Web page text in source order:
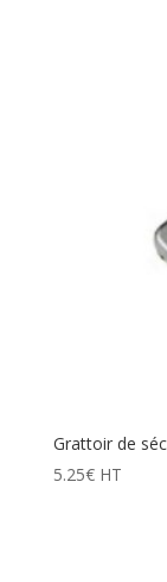
Grattoir de
5.25€ HT